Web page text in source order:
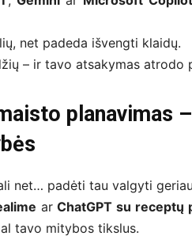
net padeda išvengti klaidų.
– ir tavo atsakymas atrodo
planavimas
net… padėti tau valgyti
arChatGPT su receptų
tavo mitybos tikslus.